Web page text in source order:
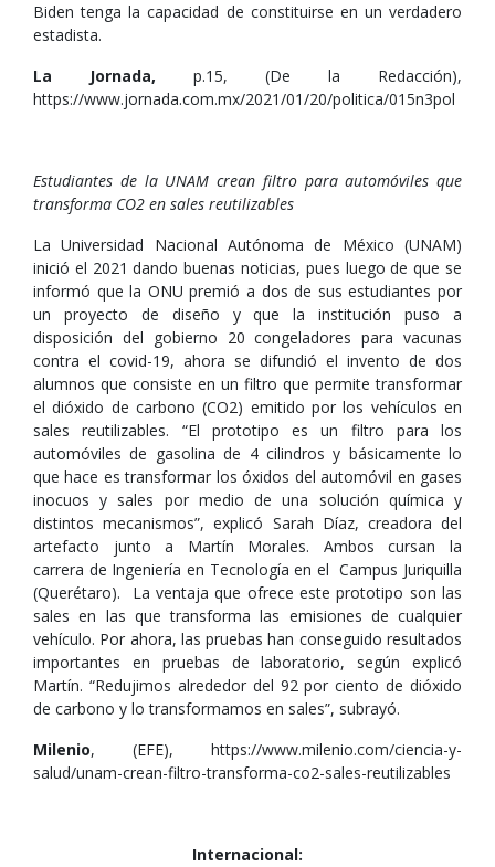
Biden tenga la capacidad de constituirse en un verdadero
estadista.
La Jornada, p.15, (De la Redacción),
https://www.jornada.com.mx/2021/01/20/politica/015n3pol
Estudiantes de la UNAM crean filtro para automóviles que
transforma CO2 en sales reutilizables
La Universidad Nacional Autónoma de México (UNAM)
inició el 2021 dando buenas noticias, pues luego de que se
informó que la ONU premió a dos de sus estudiantes por
un proyecto de diseño y que la institución puso a
disposición del gobierno 20 congeladores para vacunas
contra el covid-19, ahora se difundió el invento de dos
alumnos que consiste en un filtro que permite transformar
el dióxido de carbono (CO2) emitido por los vehículos en
sales reutilizables. “El prototipo es un filtro para los
automóviles de gasolina de 4 cilindros y básicamente lo
que hace es transformar los óxidos del automóvil en gases
inocuos y sales por medio de una solución química y
distintos mecanismos”, explicó Sarah Díaz, creadora del
artefacto junto a Martín Morales. Ambos cursan la
carrera de Ingeniería en Tecnología en el Campus Juriquilla
(Querétaro). La ventaja que ofrece este prototipo son las
sales en las que transforma las emisiones de cualquier
vehículo. Por ahora, las pruebas han conseguido resultados
importantes en pruebas de laboratorio, según explicó
Martín. “Redujimos alrededor del 92 por ciento de dióxido
de carbono y lo transformamos en sales”, subrayó.
Milenio, (EFE), https://www.milenio.com/ciencia-y-
salud/unam-crean-filtro-transforma-co2-sales-reutilizables
Internacional: